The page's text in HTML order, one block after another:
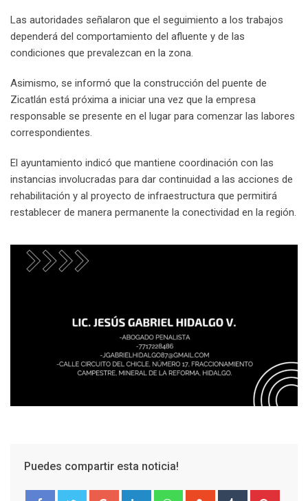
Las autoridades señalaron que el seguimiento a los trabajos
dependerá del comportamiento del afluente y de las
condiciones que prevalezcan en la zona.
Asimismo, se informó que la construcción del puente de
Zicatlán está próxima a iniciar una vez que la empresa
responsable se presente en el lugar para comenzar las labores
correspondientes.
El ayuntamiento indicó que mantiene coordinación con las
instancias involucradas para dar continuidad a las acciones de
rehabilitación y al proyecto de infraestructura que permitirá
restablecer de manera permanente la conectividad en la región.
Puedes compartir esta noticia!
Google+ LinkedIn WhatsappStumbleUpon
Tumblr